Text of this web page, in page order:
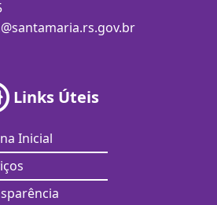
Links Úteis
Inicial